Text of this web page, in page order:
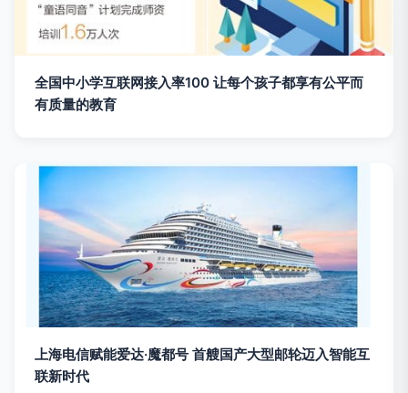
全国中小学互联网接入率100 让每个孩子都享有公平而
有质量的教育
上海电信赋能爱达·魔都号 首艘国产大型邮轮迈入智能互
联新时代